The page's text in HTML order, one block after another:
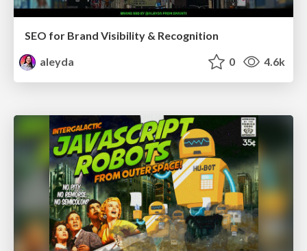
SEO for Brand Visibility & Recognition
aleyda
0 4.6k